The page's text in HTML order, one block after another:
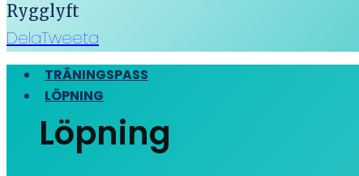
Rygglyft
DelaTweeta
TRÄNINGSPASS
LÖPNING
Löpning